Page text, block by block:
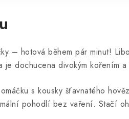
– hotová během pár minut!
je dochucena divokým kořením
s kousky šťavnatého
pohodlí bez vaření. Stačí